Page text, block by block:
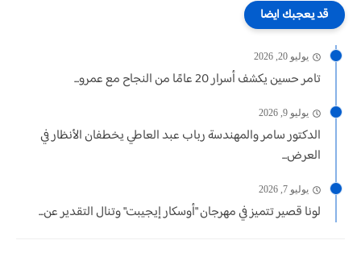
قد يعجبك ايضا
يوليو 20, 2026
تامر حسين يكشف أسرار 20 عامًا من النجاح مع عمرو...
يوليو 9, 2026
الدكتور سامر والمهندسة رباب عبد العاطي يخطفان الأنظار في
العرض...
يوليو 7, 2026
لونا قصير تتميز في مهرجان "أوسكار إيجيبت" وتنال التقدير عن...